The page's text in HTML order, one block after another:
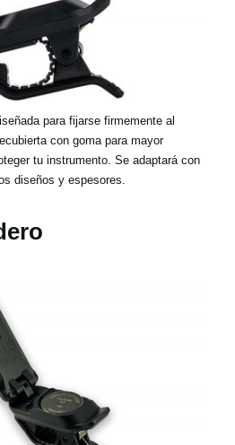
para fijarse firmemente al
con goma para mayor
tu instrumento. Se adaptará con
diseños y espesores.